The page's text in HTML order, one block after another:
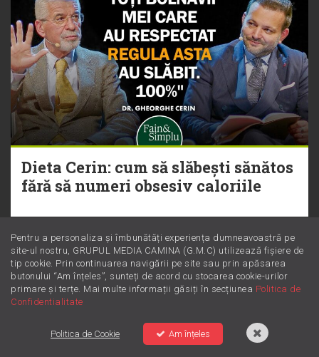
Dieta Cerin: cum să slăbești sănătos
fără să numeri obsesiv caloriile
Pentru a personaliza și îmbunătăți experiența dumneavoastră pe
site-ul nostru, GRUPUL MEDIA CAMINA (G.M.C) utilizează fișiere de
tip cookie. Prin continuarea navigării pe site sau prin apăsarea
butonului “Am înțeles”, sunteți de acord cu stocarea cookie-urilor
primare și terțe. Mai multe informații găsiți în secțiunea Politica de
Confidentialitate
Politica de Cookie Am înțeles